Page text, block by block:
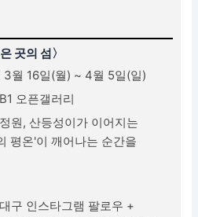
곳의 섬〉
월 16일(월) ~ 4월 5일(일)
오픈갤러리
원, 산등성이가 이어지는
평온'이 깨어나는 순간을
구 인스타그램 팔로우 +